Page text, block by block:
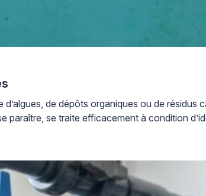
de dépôts organiques ou de
paraître, se traite efficacement à condition